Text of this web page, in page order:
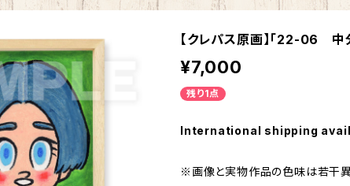
【クレパス原画】「22-06 中
¥7,000
残り1点
International shipping
※画像と実物作品の色味は若干異